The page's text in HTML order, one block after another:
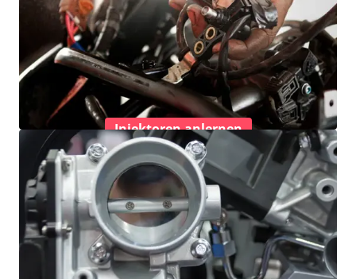
Injektoren anlernen